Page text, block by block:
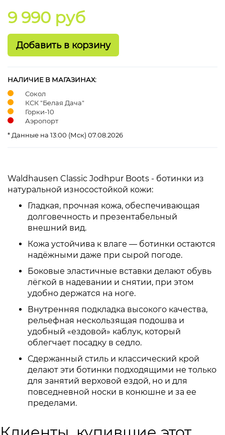
9 990 руб
НАЛИЧИЕ В МАГАЗИНАХ:
Сокол
КСК "Белая Дача"
Горки-10
Аэропорт
* Данные на 13:00 (Мск) 07.08.2026
Waldhausen Classic Jodhpur Boots - ботинки из
натуральной износостойкой кожи:
Гладкая, прочная кожа, обеспечивающая
долговечность и презентабельный
внешний вид.
Кожа устойчива к влаге — ботинки остаются
надёжными даже при сырой погоде.
Боковые эластичные вставки делают обувь
лёгкой в надевании и снятии, при этом
удобно держатся на ноге.
Внутренняя подкладка высокого качества,
рельефная нескользящая подошва и
удобный «ездовой» каблук, который
облегчает посадку в седло.
Сдержанный стиль и классический крой
делают эти ботинки подходящими не только
для занятий верховой ездой, но и для
повседневной носки в конюшне и за ее
пределами.